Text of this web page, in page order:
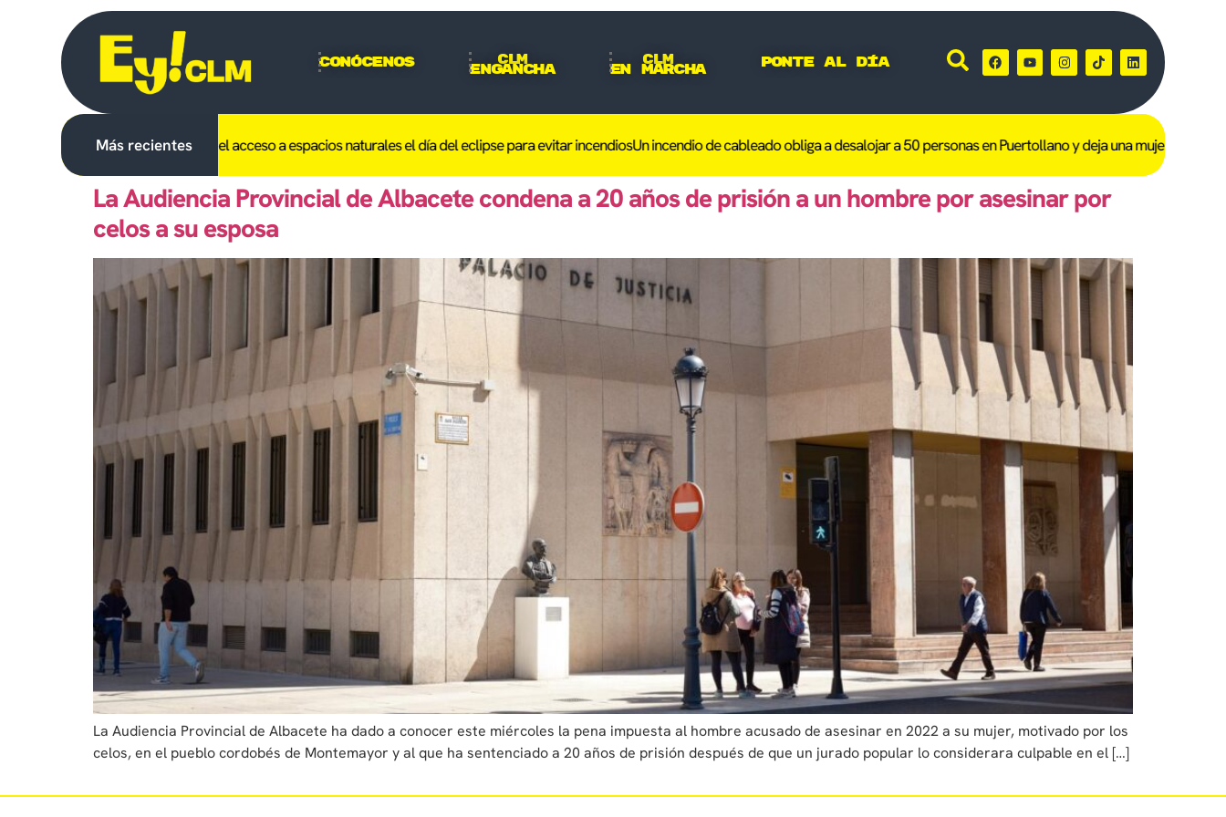
Conócenos CLM
Engancha
CLM
En Marcha Ponte al día
Más recientes
en C-LM el uso del fuego y el acceso a espacios naturales el día del eclipse para evitar incendiosUn incendio de cableado obliga a desalojar a 50 personas en Puertollano y deja una mujer de 101
La Audiencia Provincial de Albacete condena a 20 años de prisión a un hombre por asesinar por
celos a su esposa
La Audiencia Provincial de Albacete ha dado a conocer este miércoles la pena impuesta al hombre acusado de asesinar en 2022 a su mujer, motivado por los
celos, en el pueblo cordobés de Montemayor y al que ha sentenciado a 20 años de prisión después de que un jurado popular lo considerara culpable en el […]